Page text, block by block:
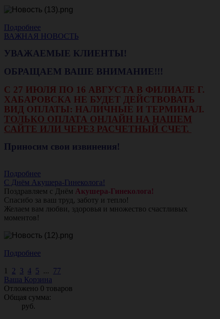
Подробнее
ВАЖНАЯ НОВОСТЬ
УВАЖАЕМЫЕ КЛИЕНТЫ!
ОБРАЩАЕМ ВАШЕ ВНИМАНИЕ!!!
С 27 ИЮЛЯ ПО 16 АВГУСТА В ФИЛИАЛЕ Г.
ХАБАРОВСКА НЕ БУДЕТ ДЕЙСТВОВАТЬ
ВИД ОПЛАТЫ: НАЛИЧНЫЕ И ТЕРМИНАЛ.
ТОЛЬКО ОПЛАТА ОНЛАЙН НА НАШЕМ
САЙТЕ ИЛИ ЧЕРЕЗ РАСЧЕТНЫЙ СЧЕТ.
Приносим свои извинения!
Подробнее
С Днём Акушера-Гинеколога!
Поздравляем с Днём Акушера-Гинеколога!
Спасибо за ваш труд, заботу и тепло!
Желаем вам любви, здоровья и множество счастливых
моментов!
Подробнее
1 2 3 4 5 ... 77
Ваша Корзина
Отложено 0 товаров
Общая сумма:
руб.